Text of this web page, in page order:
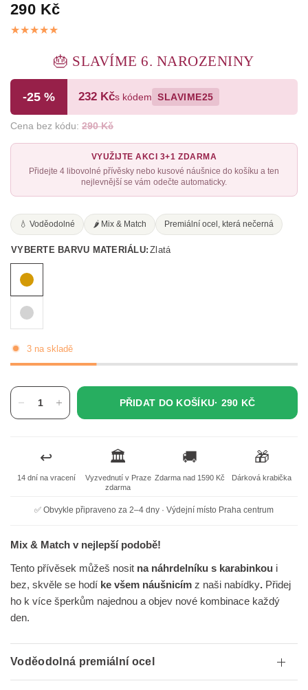
290 Kč
🎂 SLAVÍME 6. NAROZENINY
-25 % 232 Kčs kódem SLAVIME25
Cena bez kódu:290 Kč
VYUŽIJTE AKCI 3+1 ZDARMA
Přidejte 4 libovolné přívěsky nebo kusové náušnice do košíku a ten
nejlevnější se vám odečte automaticky.
💧 Voděodolné 🌶️ Mix & Match Premiální ocel, která nečerná
VYBERTE BARVU MATERIÁLU: Zlatá
3 na skladě
PŘIDAT DO KOŠÍKU· 290 KČ
↩️
14 dní na vracení
🏛️
Vyzvednutí v Praze
zdarma
🚚
Zdarma nad 1590 Kč
🎁
Dárková krabička
✅ Obvykle připraveno za 2–4 dny · Výdejní místo Praha centrum
Mix & Match v nejlepší podobě!
Tento přívěsek můžeš nosit na náhrdelníku s karabinkou i
bez, skvěle se hodí ke všem náušnicímz naši nabídky. Přidej
ho k více šperkům najednou a objev nové kombinace každý
den.
Voděodolná premiální ocel